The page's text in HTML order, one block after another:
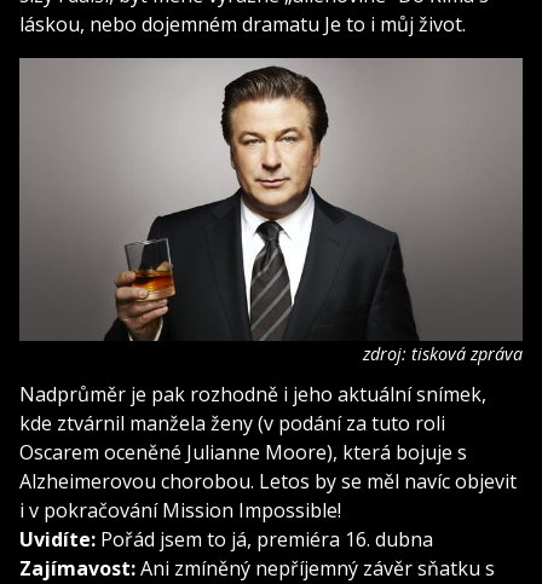
láskou, nebo dojemném dramatu Je to i můj život.
zdroj: tisková zpráva
Nadprůměr je pak rozhodně i jeho aktuální snímek,
kde ztvárnil manžela ženy (v podání za tuto roli
Oscarem oceněné Julianne Moore), která bojuje s
Alzheimerovou chorobou. Letos by se měl navíc objevit
i v pokračování Mission Impossible!
Uvidíte: Pořád jsem to já, premiéra 16. dubna
Zajímavost:Ani zmíněný nepříjemný závěr sňatku s